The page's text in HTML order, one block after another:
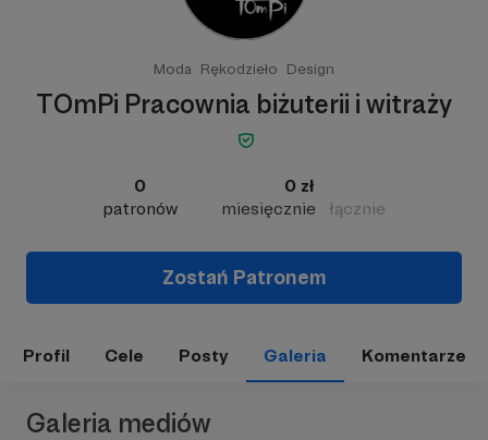
Moda Rękodzieło Design
TOmPi Pracownia biżuterii i witraży
0
patronów
0 zł
miesięcznie
łącznie
Zostań Patronem
Profil Cele Posty Galeria Komentarze
Galeria mediów